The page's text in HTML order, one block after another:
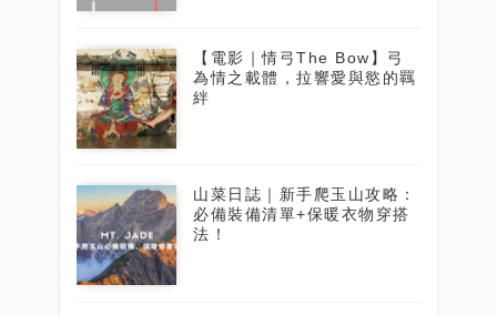
【電影｜情弓The Bow】弓
為情之載體，拉響愛與慾的羈
絆
山菜日誌｜新手爬玉山攻略：
必備裝備清單+保暖衣物穿搭
法！